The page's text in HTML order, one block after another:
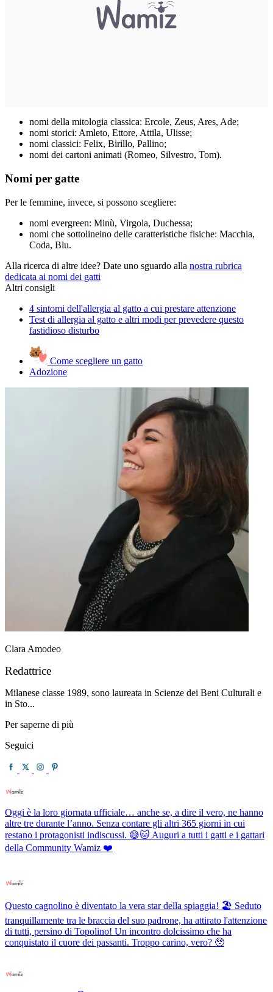
nomi della mitologia classica: Ercole, Zeus, Ares, Ade;
nomi storici: Amleto, Ettore, Attila, Ulisse;
nomi classici: Felix, Birillo, Pallino;
nomi dei cartoni animati (Romeo, Silvestro, Tom).
Nomi per gatte
Per le femmine, invece, si possono scegliere:
nomi evergreen: Minù, Virgola, Duchessa;
nomi che sottolineino delle caratteristiche fisiche: Macchia,
Coda, Blu.
Alla ricerca di altre idee? Date uno sguardo alla nostra rubrica
dedicata ai nomi dei gatti
Altri consigli
4 sintomi dell'allergia al gatto a cui prestare attenzione
Test di allergia al gatto e altri modi per prevedere questo
fastidioso disturbo
Come scegliere un gatto
Adozione
Clara Amodeo
Redattrice
Milanese classe 1989, sono laureata in Scienze dei Beni Culturali e
in Sto...
Per saperne di più
Seguici
Oggi è la loro giornata ufficiale… anche se, a dire il vero, ne hanno
altre tre durante l’anno. Senza contare gli altri 365 giorni in cui
restano i protagonisti indiscussi. 😅🐱 Auguri a tutti i gatti e i gattari
della Community Wamiz ❤️
Questo cagnolino è diventato la vera star della spiaggia! 🏖️ Seduto
tranquillamente tra le braccia del suo padrone, ha attirato l'attenzione
di tutti, persino di Topolino! Un incontro dolcissimo che ha
conquistato il cuore dei passanti. Troppo carino, vero? 🥹